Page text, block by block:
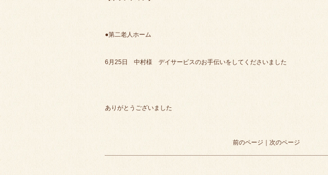
●第二老人ホーム
6月25日 中村様 デイサービスのお手伝いをしてくださいました
ありがとうございました
前のページ 次のページ